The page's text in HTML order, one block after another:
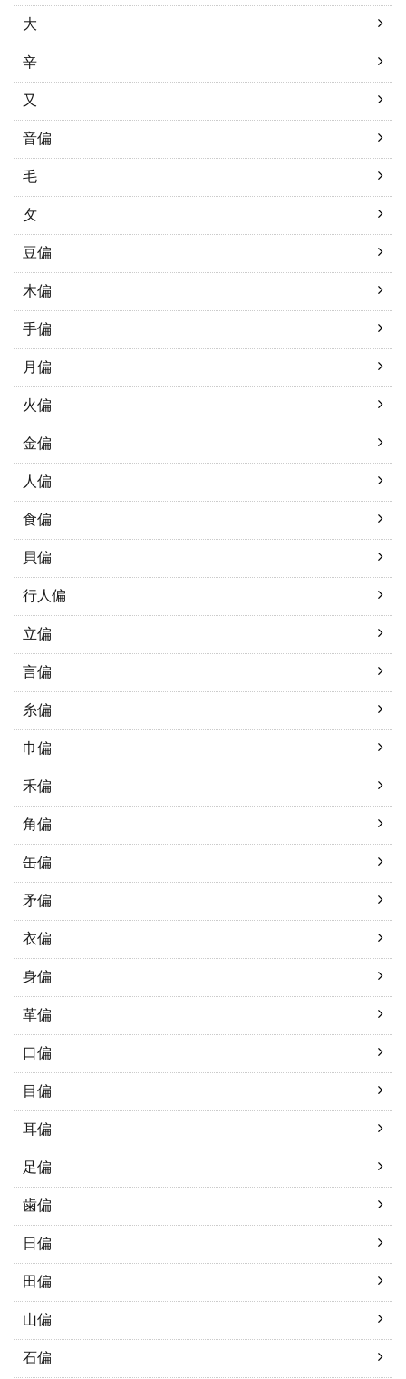
大
辛
又
音偏
毛
攵
豆偏
木偏
手偏
月偏
火偏
金偏
人偏
食偏
貝偏
行人偏
立偏
言偏
糸偏
巾偏
禾偏
角偏
缶偏
矛偏
衣偏
身偏
革偏
口偏
目偏
耳偏
足偏
歯偏
日偏
田偏
山偏
石偏